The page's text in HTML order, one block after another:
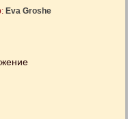
Eva Groshe